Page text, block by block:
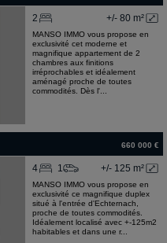
+/- 80 m²
2
MANSO IMMO vous propose en
exclusivité cet moderne et
magnifique appartement de 2
chambres aux finitions
irréprochables et idéalement
aménagé proche de toutes
commodités. Dès l'...
660 000 €
+/- 125 m²
4 1
MANSO IMMO vous propose en
exclusivité ce magnifique duplex
situé à l'entrée d'Echternach,
proche de toutes commodités.
Idéalement localisé avec +-125m2
habitables et dans une r...